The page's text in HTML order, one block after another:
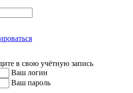
в свою учётную запись
Ваш логин
Ваш пароль